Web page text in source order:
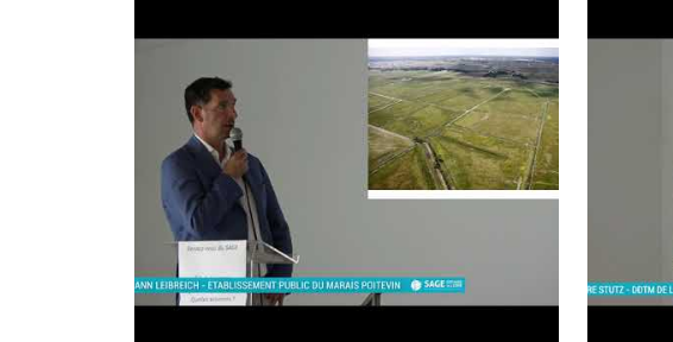
ÉQUIPE – CONTACT
QUALITÉ DES MILIEUX
QUALITÉ DES EAUX
GESTION QUANTITATIVE
EVALUATION ET SYSTÈMES